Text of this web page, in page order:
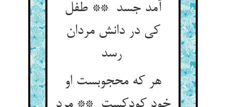
آمد جسد ** طفل
کی در دانش مردان
رسد
هر که محجوبست او